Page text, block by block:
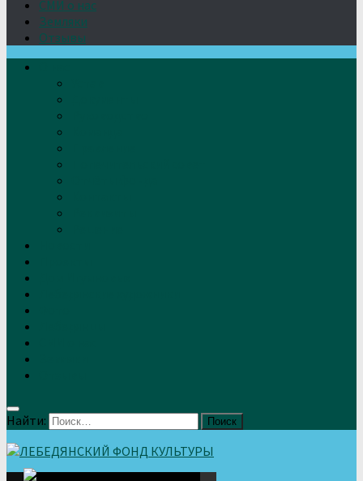
СМИ о нас
Земляки
Отзывы
Найти: